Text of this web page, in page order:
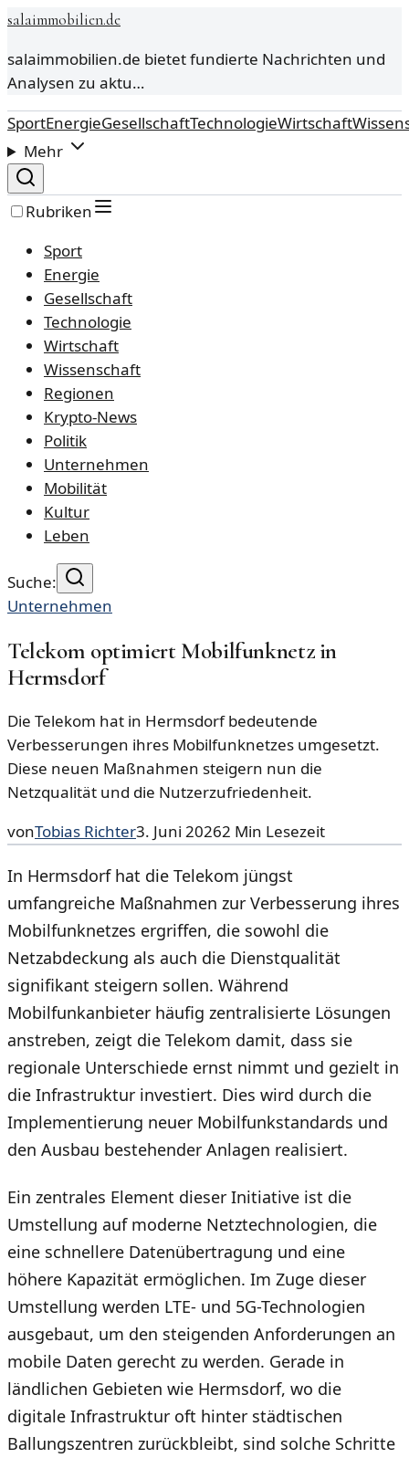
salaimmobilien.de
salaimmobilien.de bietet fundierte Nachrichten und
Analysen zu aktu…
SportEnergieGesellschaftTechnologieWirtschaft
Mehr
Rubriken
Sport
Energie
Gesellschaft
Technologie
Wirtschaft
Wissenschaft
Regionen
Krypto-News
Politik
Unternehmen
Mobilität
Kultur
Leben
Suche:
Unternehmen
Telekom optimiert Mobilfunknetz in
Hermsdorf
Die Telekom hat in Hermsdorf bedeutende
Verbesserungen ihres Mobilfunknetzes umgesetzt.
Diese neuen Maßnahmen steigern nun die
Netzqualität und die Nutzerzufriedenheit.
vonTobias Richter3. Juni 20262 Min Lesezeit
In Hermsdorf hat die Telekom jüngst
umfangreiche Maßnahmen zur Verbesserung ihres
Mobilfunknetzes ergriffen, die sowohl die
Netzabdeckung als auch die Dienstqualität
signifikant steigern sollen. Während
Mobilfunkanbieter häufig zentralisierte Lösungen
anstreben, zeigt die Telekom damit, dass sie
regionale Unterschiede ernst nimmt und gezielt in
die Infrastruktur investiert. Dies wird durch die
Implementierung neuer Mobilfunkstandards und
den Ausbau bestehender Anlagen realisiert.
Ein zentrales Element dieser Initiative ist die
Umstellung auf moderne Netztechnologien, die
eine schnellere Datenübertragung und eine
höhere Kapazität ermöglichen. Im Zuge dieser
Umstellung werden LTE- und 5G-Technologien
ausgebaut, um den steigenden Anforderungen an
mobile Daten gerecht zu werden. Gerade in
ländlichen Gebieten wie Hermsdorf, wo die
digitale Infrastruktur oft hinter städtischen
Ballungszentren zurückbleibt, sind solche Schritte